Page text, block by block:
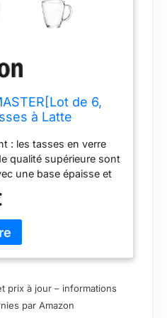
de 6,
à Latte
à café ou à thé,
le café au Latte,
Macchiato.
: les tasses en verre
qualité supérieure sont
une base épaisse et
ou froides
période, faciles à
à nettoyer. Le design
classique, lisse et
plus de confort.
d'activités.
durable : cette tasse à
prix à jour – informations
par Amazon